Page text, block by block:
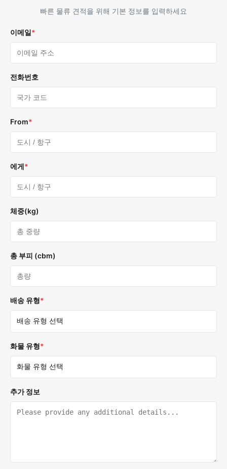
빠른 물류 견적을 위해 기본 정보를 입력하세요
이메일*
전화번호
From*
에게*
체중(kg)
총 부피 (cbm)
배송 유형*
화물 유형*
추가 정보